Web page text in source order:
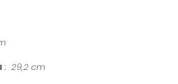
: 29,2 cm